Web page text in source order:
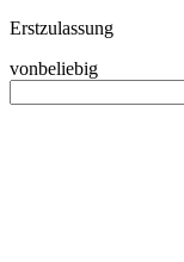
Erstzulassung
vonbeliebig